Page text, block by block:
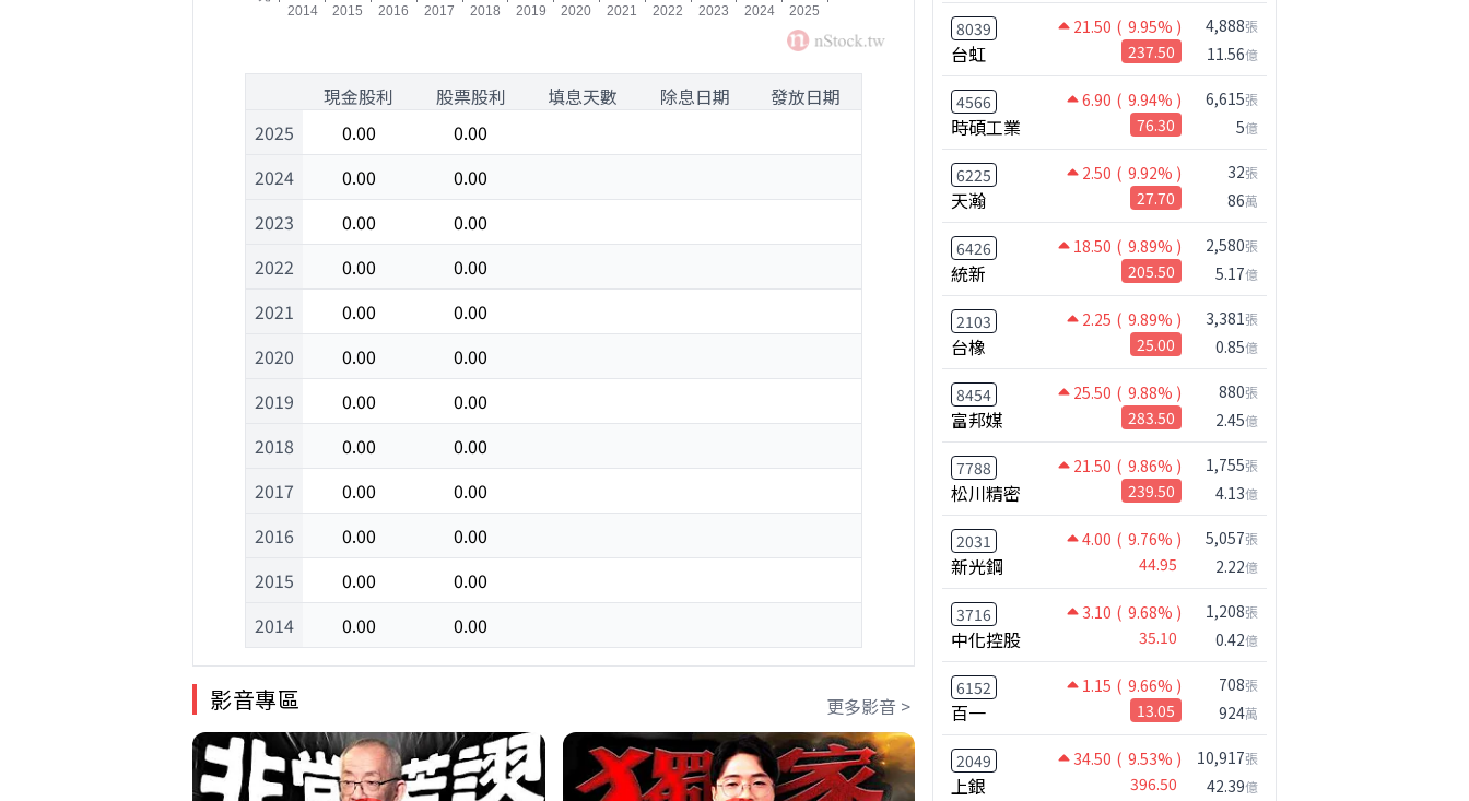
2025
2024
2023
2022
2021
2020
2019
2018
2017
2016
2015
2014
現金股利 股票股利 填息天數 除息日期
發放日期
0.00
0.00
0.00
0.00
0.00
0.00
0.00
0.00
0.00
0.00
0.00
0.00
0.00
0.00
0.00
0.00
0.00
0.00
0.00
0.00
0.00
0.00
0.00
0.00
影音專區 更多影音 >
8039 21.50 ( 9.95% )
台虹 237.50
4,888張
11.56億
4566 6.90 ( 9.94% )
時碩工業 76.30
6,615張
5億
6225 2.50 ( 9.92% )
天瀚 27.70
32張
86萬
6426 18.50 ( 9.89% )
統新 205.50
2,580張
5.17億
2103 2.25 ( 9.89% )
台橡 25.00
3,381張
0.85億
8454 25.50 ( 9.88% )
富邦媒 283.50
880張
2.45億
7788 21.50 ( 9.86% )
松川精密 239.50
1,755張
4.13億
2031 4.00 ( 9.76% )
新光鋼 44.95
5,057張
2.22億
3716 3.10 ( 9.68% )
中化控股 35.10
1,208張
0.42億
6152 1.15 ( 9.66% )
百一 13.05
708張
924萬
2049 34.50 ( 9.53% )
上銀 396.50
10,917張
42.39億